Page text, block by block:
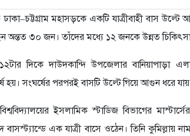
ঢাকা–চট্টগ্রাম মহাসড়কে একটি যাত্রীবাহী বাস
৩০ জন। তাঁদের মধ্যে ১২ জনকে উন্নত
দিকে দাউদকান্দি উপজেলার বানিয়াপাড়া
হয়। সংঘর্ষের পরপরই বাসটি উল্টে গিয়ে আগুন ধরে
ইসলামিক স্টাডিজ বিভাগের
বাসস্ট্যান্ডে এক যাত্রী বাসে ওঠেন। তিনি